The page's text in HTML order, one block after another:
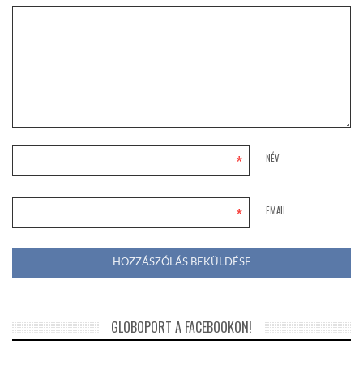
NÉV
*
EMAIL
*
GLOBOPORT A FACEBOOKON!